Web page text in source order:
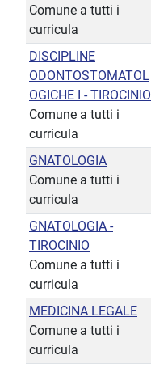
Comune a tutti i
curricula
DISCIPLINE
ODONTOSTOMATOL
OGICHE I - TIROCINIO
Comune a tutti i
curricula
GNATOLOGIA
Comune a tutti i
curricula
GNATOLOGIA -
TIROCINIO
Comune a tutti i
curricula
MEDICINA LEGALE
Comune a tutti i
curricula